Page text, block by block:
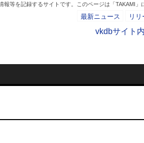
等を記録するサイトです。このページは「TAKAMI」
最新ニュース リ
vkdbサイト